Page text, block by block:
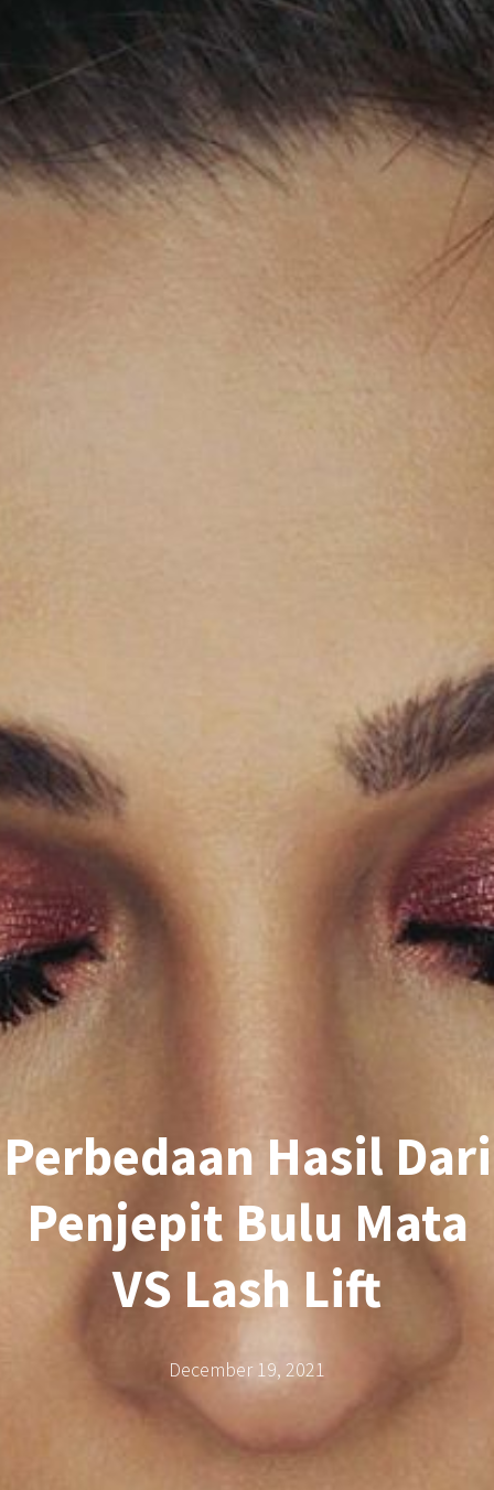
Perbedaan Hasil Dari
Penjepit Bulu Mata
VS Lash Lift
December 19, 2021